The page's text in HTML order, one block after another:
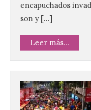
encapuchados
son y […]
Leer más...